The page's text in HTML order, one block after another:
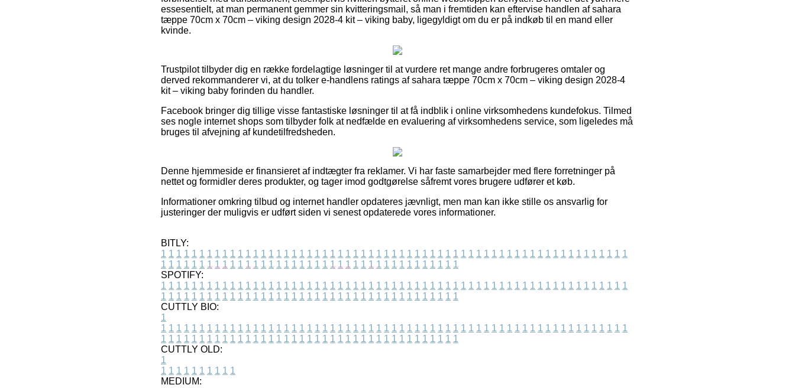
essesentielt, at man permanent gemmer sin kvitteringsmail, så man i fremtiden kan eftervise handlen af sahara
tæppe 70cm x 70cm – viking design 2028-4 kit – viking baby, ligegyldigt om du er på indkøb til en mand eller
kvinde.
Trustpilot tilbyder dig en række fordelagtige løsninger til at vurdere ret mange andre forbrugeres omtaler og
derved rekommanderer vi, at du tolker e-handlens ratings af sahara tæppe 70cm x 70cm – viking design 2028-4
kit – viking baby forinden du handler.
Facebook bringer dig tillige visse fantastiske løsninger til at få indblik i online virksomhedens kundefokus. Tilmed
ses nogle internet shops som tilbyder folk at nedfælde en evaluering af virksomhedens service, som ligeledes må
bruges til afvejning af kundetilfredsheden.
Denne hjemmeside er finansieret af indtægter fra reklamer. Vi har faste samarbejder med flere forretninger på
nettet og formidler deres produkter, og tager imod godtgørelse såfremt vores brugere udfører et køb.
Informationer omkring tilbud og internet handler opdateres jævnligt, men man kan ikke stille os ansvarlig for
justeringer der muligvis er udført siden vi senest opdaterede vores informationer.
BITLY:
1 1 1 1 1 1 1 1 1 1 1 1 1 1 1 1 1 1 1 1 1 1 1 1 1 1 1 1 1 1 1 1 1 1 1 1 1 1 1 1 1 1 1 1 1 1 1 1 1 1 1 1 1 1 1 1 1 1 1 1 1
1 1 1 1 1 1 1 1 1 1 1 1 1 1 1 1 1 1 1 1 1 1 1 1 1 1 1 1 1 1 1 1 1 1 1 1 1 1 1
SPOTIFY:
1 1 1 1 1 1 1 1 1 1 1 1 1 1 1 1 1 1 1 1 1 1 1 1 1 1 1 1 1 1 1 1 1 1 1 1 1 1 1 1 1 1 1 1 1 1 1 1 1 1 1 1 1 1 1 1 1 1 1 1 1
1 1 1 1 1 1 1 1 1 1 1 1 1 1 1 1 1 1 1 1 1 1 1 1 1 1 1 1 1 1 1 1 1 1 1 1 1 1 1
CUTTLY BIO:
1
1 1 1 1 1 1 1 1 1 1 1 1 1 1 1 1 1 1 1 1 1 1 1 1 1 1 1 1 1 1 1 1 1 1 1 1 1 1 1 1 1 1 1 1 1 1 1 1 1 1 1 1 1 1 1 1 1 1 1 1 1
1 1 1 1 1 1 1 1 1 1 1 1 1 1 1 1 1 1 1 1 1 1 1 1 1 1 1 1 1 1 1 1 1 1 1 1 1 1 1
CUTTLY OLD:
1
1 1 1 1 1 1 1 1 1 1
MEDIUM: